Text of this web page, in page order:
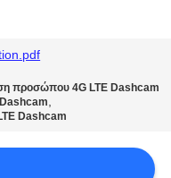
προσώπου 4G LTE Dashcam
,
Dashcam